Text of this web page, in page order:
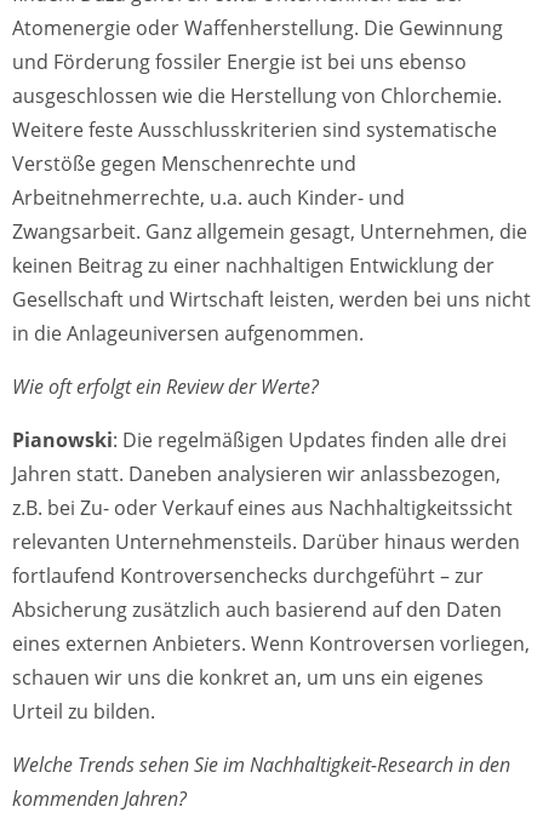
Atomenergie oder Waffenherstellung. Die Gewinnung
und Förderung fossiler Energie ist bei uns ebenso
ausgeschlossen wie die Herstellung von Chlorchemie.
Weitere feste Ausschlusskriterien sind systematische
Verstöße gegen Menschenrechte und
Arbeitnehmerrechte, u.a. auch Kinder- und
Zwangsarbeit. Ganz allgemein gesagt, Unternehmen, die
keinen Beitrag zu einer nachhaltigen Entwicklung der
Gesellschaft und Wirtschaft leisten, werden bei uns nicht
in die Anlageuniversen aufgenommen.
Wie oft erfolgt ein Review der Werte?
Pianowski: Die regelmäßigen Updates finden alle drei
Jahren statt. Daneben analysieren wir anlassbezogen,
z.B. bei Zu- oder Verkauf eines aus Nachhaltigkeitssicht
relevanten Unternehmensteils. Darüber hinaus werden
fortlaufend Kontroversenchecks durchgeführt – zur
Absicherung zusätzlich auch basierend auf den Daten
eines externen Anbieters. Wenn Kontroversen vorliegen,
schauen wir uns die konkret an, um uns ein eigenes
Urteil zu bilden.
Welche Trends sehen Sie im Nachhaltigkeit-Research in den
kommenden Jahren?